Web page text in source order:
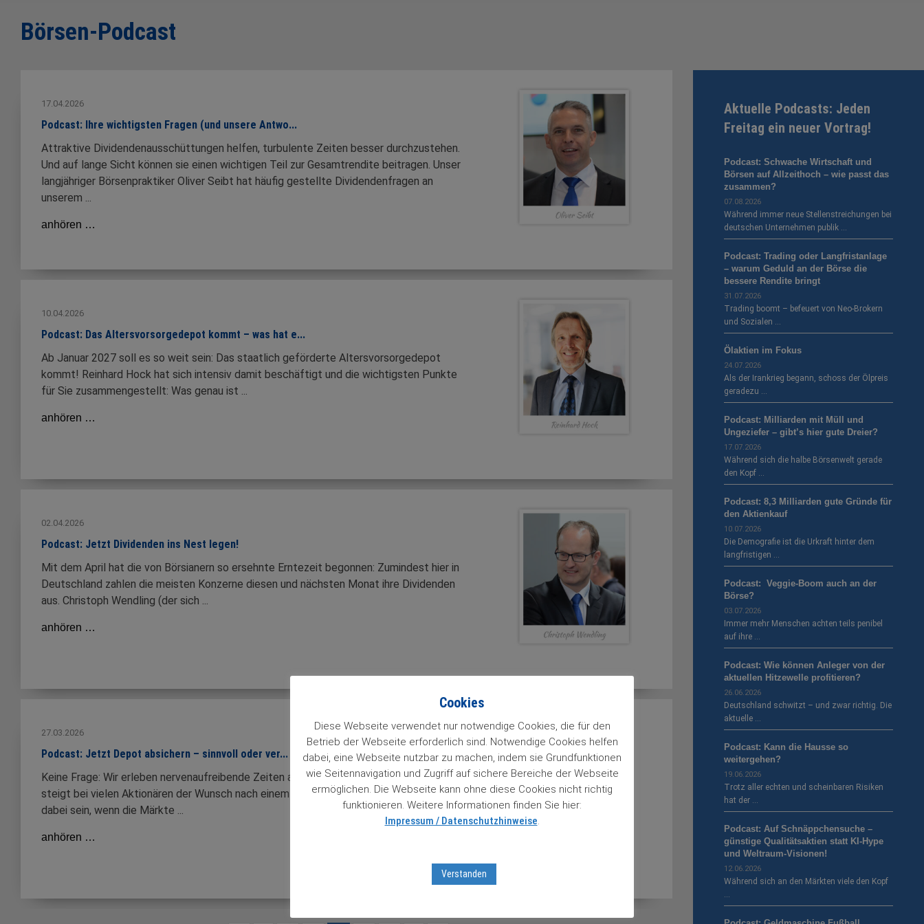
Börsen-Podcast
17.04.2026
Podcast: Ihre wichtigsten Fragen (und unsere Antwo...
Attraktive Dividendenausschüttungen helfen, turbulente Zeiten besser durchzustehen.
Und auf lange Sicht können sie einen wichtigen Teil zur Gesamtrendite beitragen. Unser
langjähriger Börsenpraktiker Oliver Seibt hat häufig gestellte Dividendenfragen an
unserem ...
anhören …
10.04.2026
Podcast: Das Altersvorsorgedepot kommt – was hat e...
Ab Januar 2027 soll es so weit sein: Das staatlich geförderte Altersvorsorgedepot
kommt! Reinhard Hock hat sich intensiv damit beschäftigt und die wichtigsten Punkte
für Sie zusammengestellt: Was genau ist ...
anhören …
02.04.2026
Podcast: Jetzt Dividenden ins Nest legen!
Mit dem April hat die von Börsianern so ersehnte Erntezeit begonnen: Zumindest hier in
Deutschland zahlen die meisten Konzerne diesen und nächsten Monat ihre Dividenden
aus. Christoph Wendling (der sich ...
anhören …
27.03.2026
Podcast: Jetzt Depot absichern – sinnvoll oder ver...
Keine Frage: Wir erleben nervenaufreibende Zeiten an der Börse. In solchen Phasen
steigt bei vielen Aktionären der Wunsch nach einem Sicherheitsnetz fürs Depot. Man will
dabei sein, wenn die Märkte ...
anhören …
Aktuelle Podcasts: Jeden
Freitag ein neuer Vortrag!
Podcast: Schwache Wirtschaft und
Börsen auf Allzeithoch – wie passt das
zusammen?
07.08.2026
Während immer neue Stellenstreichungen bei
deutschen Unternehmen publik …
Podcast: Trading oder Langfristanlage
– warum Geduld an der Börse die
bessere Rendite bringt
31.07.2026
Trading boomt – befeuert von Neo-Brokern
und Sozialen …
Ölaktien im Fokus
24.07.2026
Als der Irankrieg begann, schoss der Ölpreis
geradezu …
Podcast: Milliarden mit Müll und
Ungeziefer – gibt’s hier gute Dreier?
17.07.2026
Während sich die halbe Börsenwelt gerade
den Kopf …
Podcast: 8,3 Milliarden gute Gründe für
den Aktienkauf
10.07.2026
Die Demografie ist die Urkraft hinter dem
langfristigen …
Podcast: Veggie-Boom auch an der
Börse?
03.07.2026
Immer mehr Menschen achten teils penibel
auf ihre …
Podcast: Wie können Anleger von der
aktuellen Hitzewelle profitieren?
26.06.2026
Deutschland schwitzt – und zwar richtig. Die
aktuelle …
Podcast: Kann die Hausse so
weitergehen?
19.06.2026
Trotz aller echten und scheinbaren Risiken
hat der …
Podcast: Auf Schnäppchensuche –
günstige Qualitätsaktien statt KI-Hype
und Weltraum-Visionen!
12.06.2026
Während sich an den Märkten viele den Kopf
…
Cookies
Diese Webseite verwendet nur notwendige Cookies, die für den
Betrieb der Webseite erforderlich sind. Notwendige Cookies helfen
dabei, eine Webseite nutzbar zu machen, indem sie Grundfunktionen
wie Seitennavigation und Zugriff auf sichere Bereiche der Webseite
ermöglichen. Die Webseite kann ohne diese Cookies nicht richtig
funktionieren. Weitere Informationen finden Sie hier:
Impressum / Datenschutzhinweise.
Verstanden